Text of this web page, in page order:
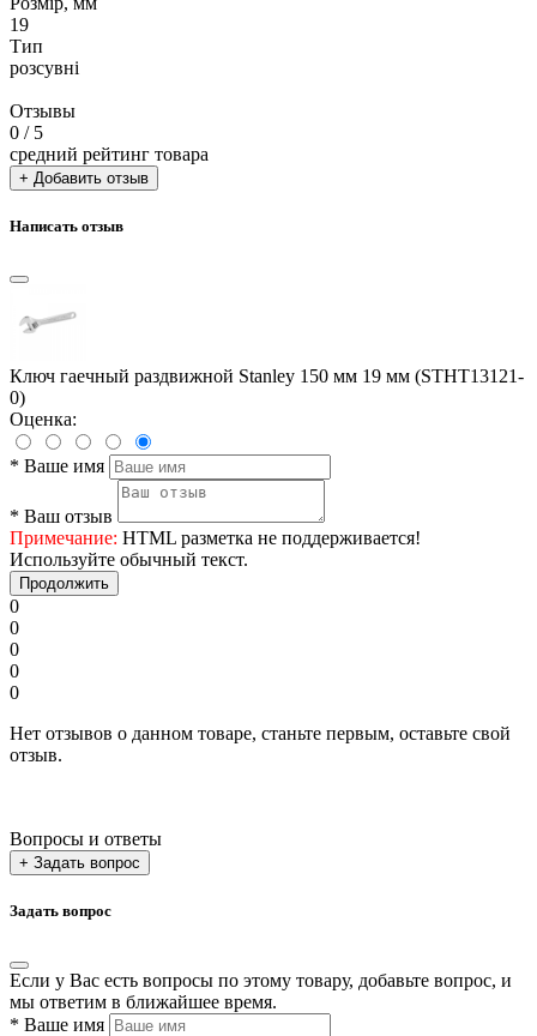
19
Тип
розсувні
Отзывы
0 / 5
средний рейтинг товара
+ Добавить отзыв
Написать отзыв
Ключ гаечный раздвижной Stanley 150 мм 19 мм (STHT13121-
0)
Оценка:
* Ваше имя
* Ваш отзыв
Примечание: HTML разметка не поддерживается!
Используйте обычный текст.
Продолжить
0
0
0
0
0
Нет отзывов о данном товаре, станьте первым, оставьте свой
отзыв.
Вопросы и ответы
+ Задать вопрос
Задать вопрос
Если у Вас есть вопросы по этому товару, добавьте вопрос, и
мы ответим в ближайшее время.
* Ваше имя